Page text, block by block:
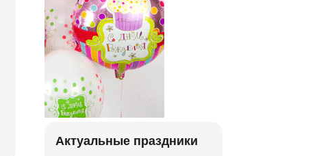
Актуальные праздники